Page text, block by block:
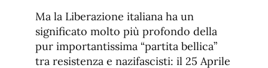
Ma la Liberazione italiana ha un
significato molto più profondo della
pur importantissima “partita bellica”
tra resistenza e nazifascisti: il 25 Aprile